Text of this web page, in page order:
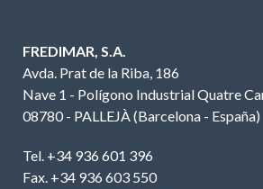
FREDIMAR, S.A.
Avda. Prat de la Riba, 186
Nave 1 - Polígono Industrial Quatre
08780 - PALLEJÀ (Barcelona - España)
Tel. +34 936 601 396
Fax. +34 936 603 550